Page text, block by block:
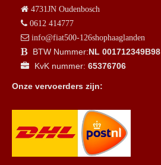
4731JN Oudenbosch
0612 414777
info@fiat500-126shophaaglanden
BTW Nummer:NL 001712349B98
KvK nummer: 65376706
Onze vervoerders zijn: